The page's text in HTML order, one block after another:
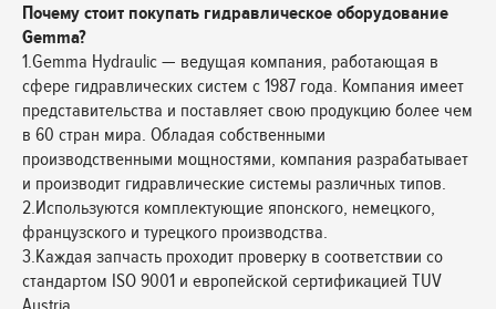
Почему стоит покупать гидравлическое оборудование
Gemma?
1.Gemma Hydraulic — ведущая компания, работающая в
сфере гидравлических систем с 1987 года. Компания имеет
представительства и поставляет свою продукцию более чем
в 60 стран мира. Обладая собственными
производственными мощностями, компания разрабатывает
и производит гидравлические системы различных типов.
2.Используются комплектующие японского, немецкого,
французского и турецкого производства.
3.Каждая запчасть проходит проверку в соответствии со
стандартом ISO 9001 и европейской сертификацией TUV